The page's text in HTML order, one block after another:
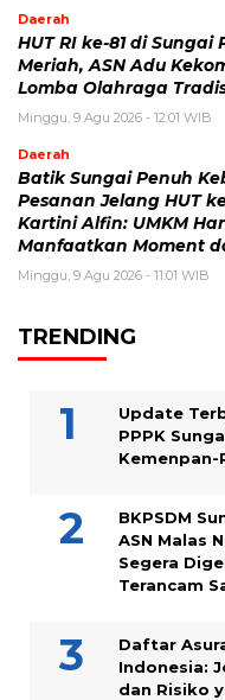
Daerah
HUT RI ke-81 di Sungai
Meriah, ASN Adu
Lomba Olahraga
Minggu, 9 Agu 2026 - 12:01 WIB
Daerah
Batik Sungai Penuh
Pesanan Jelang HUT
Kartini Alfin: UMKM
Manfaatkan Moment
Minggu, 9 Agu 2026 - 11:01 WIB
TRENDING
Update
PPPK
Kemenpan-
BKPSDM
ASN Malas
Segera
Terancam
Daftar
Indonesia:
dan Risiko